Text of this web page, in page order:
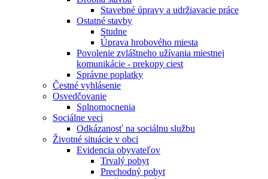
Stavebné úpravy a udržiavacie práce
Ostatné stavby
Studne
Úprava hrobového miesta
Povolenie zvláštneho užívania miestnej
komunikácie - prekopy ciest
Správne poplatky
Čestné vyhlásenie
Osvedčovanie
Splnomocnenia
Sociálne veci
Odkázanosť na sociálnu službu
Životné situácie v obci
Evidencia obyvateľov
Trvalý pobyt
Prechodný pobyt